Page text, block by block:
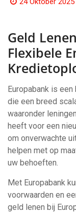
Geld
Flexibele
Europabank is
die een breed
waaronder
heeft voor een
om onverwachte
helpen met op
uw behoeften.
Met Europabank
voorwaarden en
geld lenen bij